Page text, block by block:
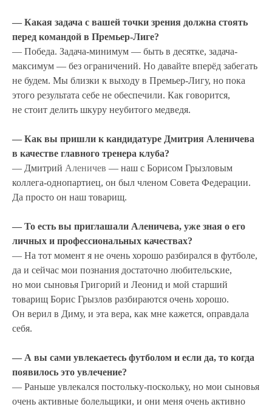
— Какая задача с вашей точки зрения должна стоять
перед командой в Премьер-Лиге?
— Победа. Задача-минимум — быть в десятке, задача-
максимум — без ограничений. Но давайте вперёд забегать
не будем. Мы близки к выходу в Премьер-Лигу, но пока
этого результата себе не обеспечили. Как говорится,
не стоит делить шкуру неубитого медведя.
— Как вы пришли к кандидатуре Дмитрия Аленичева
в качестве главного тренера клуба?
— Дмитрий Аленичев — наш с Борисом Грызловым
коллега-однопартиец, он был членом Совета Федерации.
Да просто он наш товарищ.
— То есть вы приглашали Аленичева, уже зная о его
личных и профессиональных качествах?
— На тот момент я не очень хорошо разбирался в футболе,
да и сейчас мои познания достаточно любительские,
но мои сыновья Григорий и Леонид и мой старший
товарищ Борис Грызлов разбираются очень хорошо.
Он верил в Диму, и эта вера, как мне кажется, оправдала
себя.
— А вы сами увлекаетесь футболом и если да, то когда
появилось это увлечение?
— Раньше увлекался постольку-поскольку, но мои сыновья
очень активные болельщики, и они меня очень активно